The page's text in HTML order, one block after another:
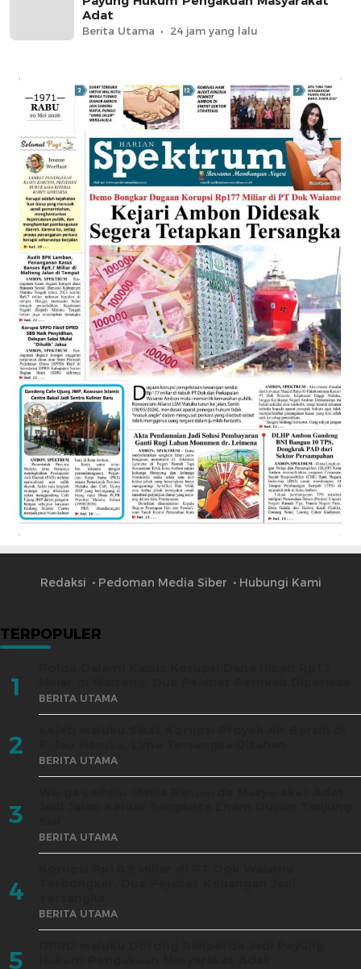
Adat
Berita Utama 24 jam yang lalu
Redaksi Pedoman Media Siber Hubungi Kami
TERPOPULER
1 BERITA UTAMA
2 BERITA UTAMA
3
BERITA UTAMA
4
BERITA UTAMA
5